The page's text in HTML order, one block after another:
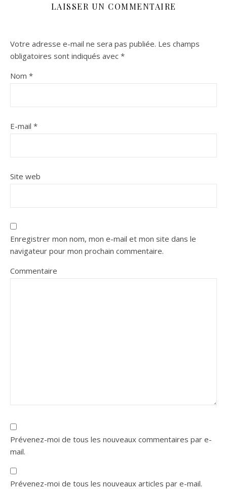
LAISSER UN COMMENTAIRE
Votre adresse e-mail ne sera pas publiée. Les champs
obligatoires sont indiqués avec *
Nom *
E-mail *
Site web
Enregistrer mon nom, mon e-mail et mon site dans le
navigateur pour mon prochain commentaire.
Commentaire
Prévenez-moi de tous les nouveaux commentaires par e-
mail.
Prévenez-moi de tous les nouveaux articles par e-mail.